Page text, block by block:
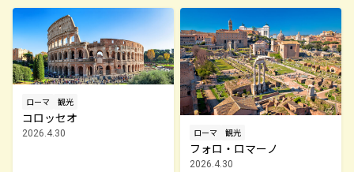
ローマ 観光
コロッセオ
2026.4.30 ローマ 観光
フォロ・ロマーノ
2026.4.30